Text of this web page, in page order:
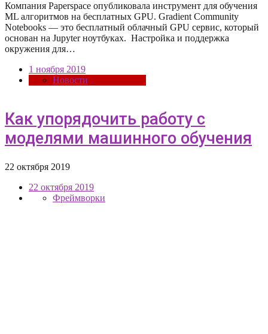
Компания Paperspace опубликовала инструмент для обучения
ML алгоритмов на бесплатных GPU. Gradient Community
Notebooks — это бесплатный облачный GPU сервис, который
основан на Jupyter ноутбуках. Настройка и поддержка
окружения для…
1 ноября 2019
Новости
Как упорядочить работу с
моделями машинного обучения
22 октября 2019
22 октября 2019
Фреймворки